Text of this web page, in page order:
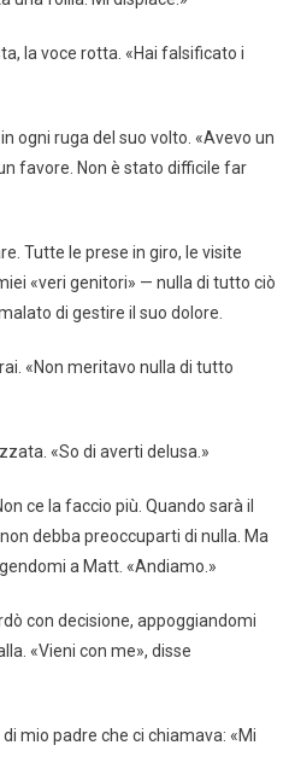
la voce rotta. «Hai falsificato i
ogni ruga del suo volto. «Avevo un
favore. Non è stato difficile far
Tutte le prese in giro, le visite
«veri genitori» — nulla di tutto ciò
di gestire il suo dolore.
«Non meritavo nulla di tutto
«So di averti delusa.»
ce la faccio più. Quando sarà il
debba preoccuparti di nulla. Ma
a Matt. «Andiamo.»
con decisione, appoggiandomi
«Vieni con me», disse
mio padre che ci chiamava: «Mi